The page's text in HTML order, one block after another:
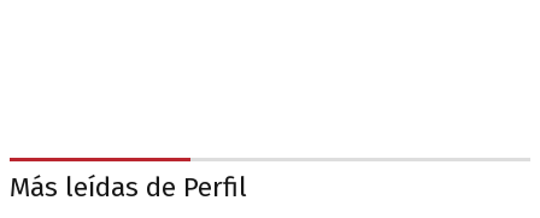
Más leídas de Perfil